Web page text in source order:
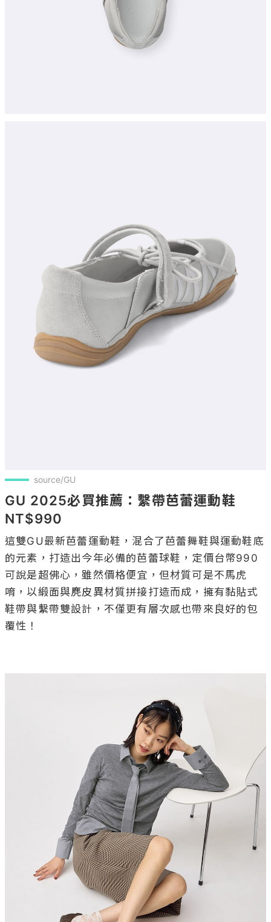
source/GU
GU 2025必買推薦：繫帶芭蕾運動鞋
NT$990
這雙GU最新芭蕾運動鞋，混合了芭蕾舞鞋與運動鞋底
的元素，打造出今年必備的芭蕾球鞋，定價台幣990
可說是超佛心，雖然價格便宜，但材質可是不馬虎
唷，以緞面與麂皮異材質拼接打造而成，擁有黏貼式
鞋帶與繫帶雙設計，不僅更有層次感也帶來良好的包
覆性！